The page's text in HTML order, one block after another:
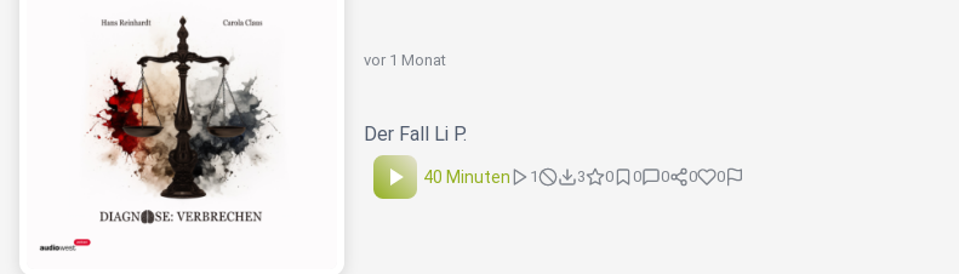
vor 1 Monat
Der Fall Li P.
40 Minuten 1 3 0 0 0 0 0